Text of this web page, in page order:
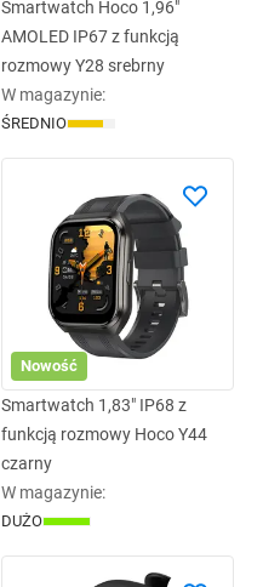
Smartwatch Hoco 1,96"
AMOLED IP67 z funkcją
rozmowy Y28 srebrny
W magazynie:
ŚREDNIO
Nowość
Smartwatch 1,83" IP68 z
funkcją rozmowy Hoco Y44
czarny
W magazynie:
DUŻO